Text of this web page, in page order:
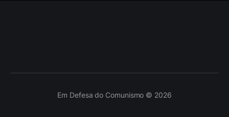
Em Defesa do Comunismo © 2026